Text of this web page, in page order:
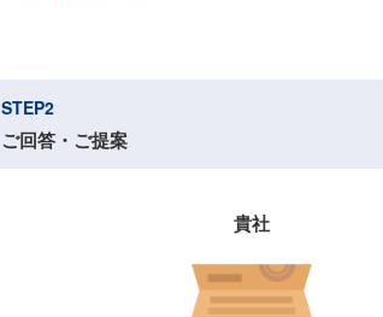
STEP2
ご回答・ご提案
貴社